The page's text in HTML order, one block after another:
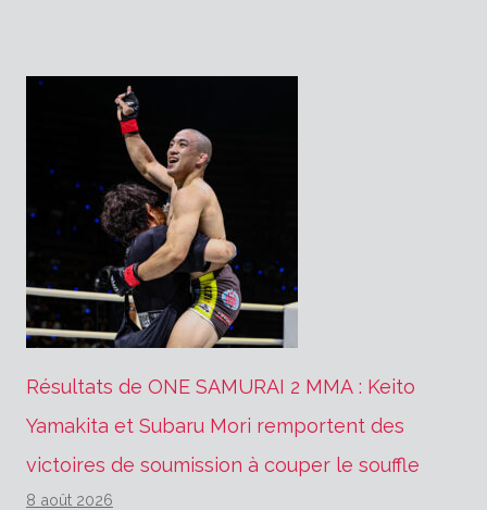
l’article
Résultats de ONE SAMURAI 2 MMA : Keito
Yamakita et Subaru Mori remportent des
victoires de soumission à couper le souffle
8 août 2026